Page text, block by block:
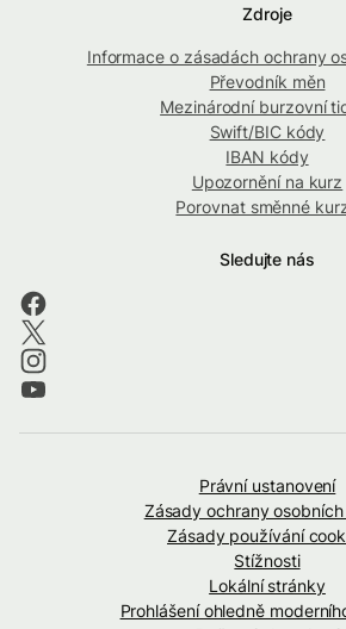
Zdroje
Informace o zásadách ochrany
Převodník měn
Mezinárodní burzovní
Swift/BIC kódy
IBAN kódy
Upozornění na kurz
Porovnat směnné
Sledujte nás
Právní ustanovení
Zásady ochrany osobních
Zásady používání
Stížnosti
Lokální stránky
Prohlášení ohledně